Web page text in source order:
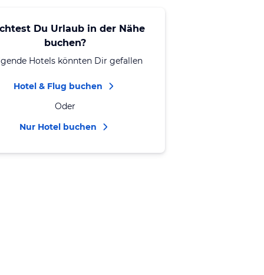
Du Urlaub in der Nähe
buchen?
Hotels könnten Dir gefallen
Hotel & Flug buchen
Oder
Nur Hotel buchen